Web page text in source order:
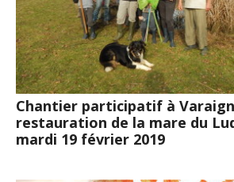
Chantier participatif à
restauration de la mare du
mardi 19 février 2019